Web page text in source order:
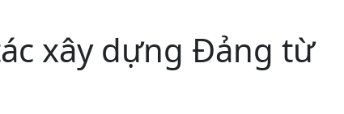
xây dựng Đảng từ